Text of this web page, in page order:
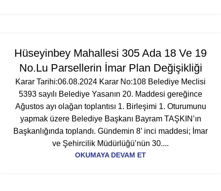
Hüseyinbey Mahallesi 305 Ada 18 Ve 19
No.Lu Parsellerin İmar Plan Değişikliği
Karar Tarihi:06.08.2024 Karar No:108 Belediye Meclisi
5393 sayılı Belediye Yasanın 20. Maddesi gereğince
Ağustos ayı olağan toplantısı 1. Birleşimi 1. Oturumunu
yapmak üzere Belediye Başkanı Bayram TAŞKIN’ın
Başkanlığında toplandı. Gündemin 8’ inci maddesi; İmar
ve Şehircilik Müdürlüğü’nün 30....
OKUMAYA DEVAM ET